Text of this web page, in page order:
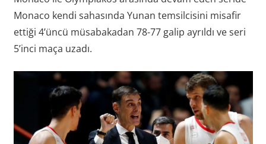
Monaco kendi sahasında Yunan temsilcisini misafir
ettiği 4’üncü müsabakadan 78-77 galip ayrıldı ve seri
5’inci maça uzadı.